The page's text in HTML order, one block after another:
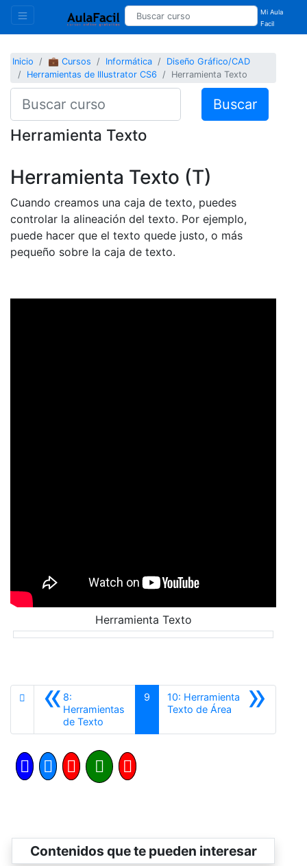
Mi Aula
Facil
Inicio 💼 Cursos Informática
Diseño Gráfico/CAD
Herramientas de Illustrator CS6
Herramienta Texto
Buscar
Herramienta Texto
Herramienta Texto (T)
Cuando creamos una caja de texto, puedes
controlar la alineación del texto. Por ejemplo,
puede hacer que el texto quede justo, o más
pequeño sobre la caja de texto.
Herramienta Texto
«8:
Herramientas
de Texto
9 »
10: Herramienta
Texto de Área Siguiente
Contenidos que te pueden interesar